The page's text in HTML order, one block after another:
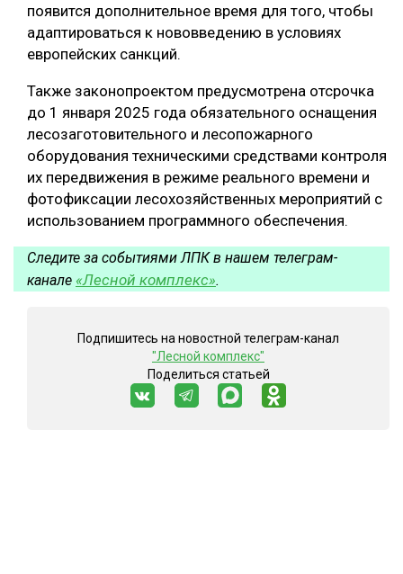
появится дополнительное время для того, чтобы
адаптироваться к нововведению в условиях
европейских санкций.
Также законопроектом предусмотрена отсрочка
до 1 января 2025 года обязательного оснащения
лесозаготовительного и лесопожарного
оборудования техническими средствами контроля
их передвижения в режиме реального времени и
фотофиксации лесохозяйственных мероприятий с
использованием программного обеспечения.
Следите за событиями ЛПК в нашем телеграм-
канале «Лесной комплекс».
Подпишитесь на новостной телеграм-канал
"Лесной комплекс"
Поделиться статьей